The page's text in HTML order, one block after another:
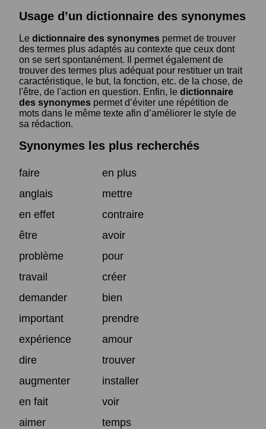
Usage d’un dictionnaire des synonymes
Le dictionnaire des synonymes permet de trouver
des termes plus adaptés au contexte que ceux dont
on se sert spontanément. Il permet également de
trouver des termes plus adéquat pour restituer un trait
caractéristique, le but, la fonction, etc. de la chose, de
l'être, de l'action en question. Enfin, le dictionnaire
des synonymes permet d’éviter une répétition de
mots dans le même texte afin d’améliorer le style de
sa rédaction.
Synonymes les plus recherchés
faire
en plus
anglais
mettre
en effet
contraire
être
avoir
problème
pour
travail
créer
demander
bien
important
prendre
expérience
amour
dire
trouver
augmenter
installer
en fait
voir
aimer
temps